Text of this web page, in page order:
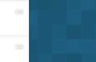
14
15